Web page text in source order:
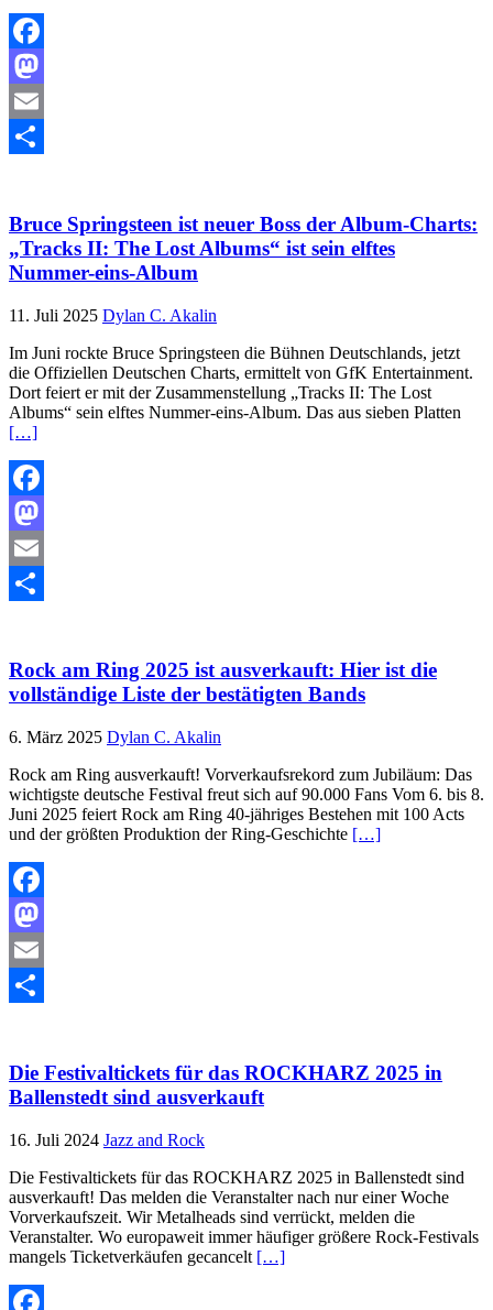
Facebook
Mastodon
Email
Bruce Springsteen ist neuer Boss der Album-Charts:
„Tracks II: The Lost Albums“ ist sein elftes
Nummer-eins-Album
11. Juli 2025 Dylan C. Akalin
Im Juni rockte Bruce Springsteen die Bühnen Deutschlands, jetzt
die Offiziellen Deutschen Charts, ermittelt von GfK Entertainment.
Dort feiert er mit der Zusammenstellung „Tracks II: The Lost
Albums“ sein elftes Nummer-eins-Album. Das aus sieben Platten
[…]
Facebook
Mastodon
Email
Rock am Ring 2025 ist ausverkauft: Hier ist die
vollständige Liste der bestätigten Bands
6. März 2025 Dylan C. Akalin
Rock am Ring ausverkauft! Vorverkaufsrekord zum Jubiläum: Das
wichtigste deutsche Festival freut sich auf 90.000 Fans Vom 6. bis 8.
Juni 2025 feiert Rock am Ring 40-jähriges Bestehen mit 100 Acts
und der größten Produktion der Ring-Geschichte […]
Facebook
Mastodon
Email
Die Festivaltickets für das ROCKHARZ 2025 in
Ballenstedt sind ausverkauft
16. Juli 2024 Jazz and Rock
Die Festivaltickets für das ROCKHARZ 2025 in Ballenstedt sind
ausverkauft! Das melden die Veranstalter nach nur einer Woche
Vorverkaufszeit. Wir Metalheads sind verrückt, melden die
Veranstalter. Wo europaweit immer häufiger größere Rock-Festivals
mangels Ticketverkäufen gecancelt […]